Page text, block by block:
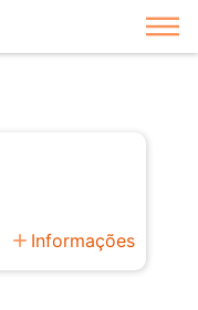
add Informações